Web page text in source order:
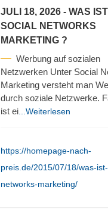
JULI 18, 2026 - WAS IST
SOCIAL NETWORKS
MARKETING ?
Werbung auf sozialen
Netzwerken Unter Social
Marketing versteht man
durch soziale Netzwerke.
ist ei ...Weiterlesen
https://homepage-nach-
preis.de/2015/07/18/was-
networks-marketing/